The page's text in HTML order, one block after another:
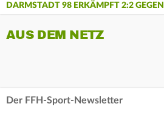
DARMSTADT 98 ERKÄMPFT 2:2
AUS DEM NETZ
Der FFH-Sport-Newsletter